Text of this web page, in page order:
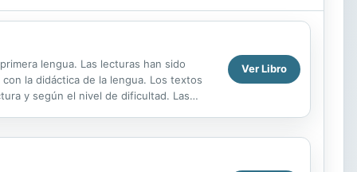
lengua. Las lecturas han sido
la didáctica de la lengua. Los textos
y según el nivel de dificultad. Las
Ver Libro